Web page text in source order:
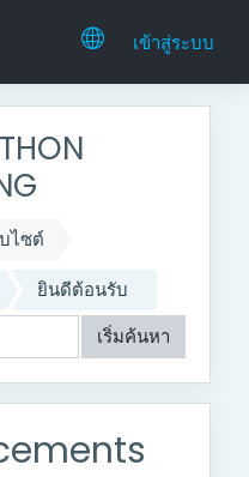
เข้าสู่ระบบ
ไซต์
ยินดีต้อนรับ
เริ่มค้นหา